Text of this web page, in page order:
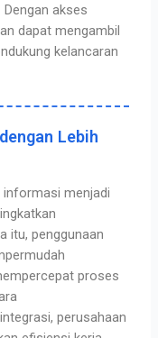
Dengan akses
dapat mengambil
kelancaran
Lebih
informasi menjadi
itu, penggunaan
proses
perusahaan